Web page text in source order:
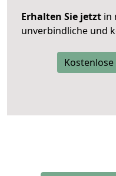
Erhalten Sie jetzt in
unverbindliche und